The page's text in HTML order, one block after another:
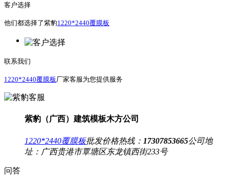
客户选择
他们都选择了紫豹1220*2440覆膜板
联系我们
1220*2440覆膜板厂家客服为您提供服务
紫豹（广西）建筑模板木方公司
1220*2440覆膜板批发价格热线： 17307853665公司地
址： 广西贵港市覃塘区东龙镇西街233号
问答